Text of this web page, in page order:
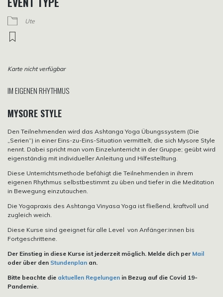
Ute
Karte nicht verfügbar
IM EIGENEN RHYTHMUS
MYSORE STYLE
Den Teilnehmenden wird das Ashtanga Yoga Übungssystem (Die
„Serien“) in einer Eins-zu-Eins-Situation vermittelt, die sich Mysore Style
nennt. Dabei spricht man vom Einzelunterricht in der Gruppe; geübt wird
eigenständig mit individueller Anleitung und Hilfestelltung.
Diese Unterrichtsmethode befähigt die Teilnehmenden in ihrem
eigenen Rhythmus selbstbestimmt zu üben und tiefer in die Meditation
in Bewegung einzutauchen.
Die Yogapraxis des Ashtanga Vinyasa Yoga ist fließend, kraftvoll und
zugleich weich.
Diese Kurse sind geeignet für alle Level von Anfänger:innen bis
Fortgeschrittene.
Der Einstieg in diese Kurse ist jederzeit möglich. Melde dich per Mail
oder über den Stundenplan an.
Bitte beachte die aktuellen Regelungen in Bezug auf die Covid 19-
Pandemie.